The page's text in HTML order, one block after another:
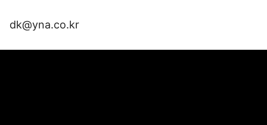
dk@yna.co.kr